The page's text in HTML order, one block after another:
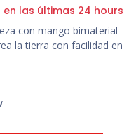
en las últimas 24 hours
con mango bimaterial
la tierra con facilidad en